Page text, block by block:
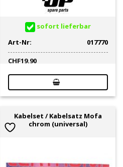
sofort lieferbar
Art-Nr:
017770
CHF19.90
Kabelset / Kabelsatz Mofa
chrom (universal)